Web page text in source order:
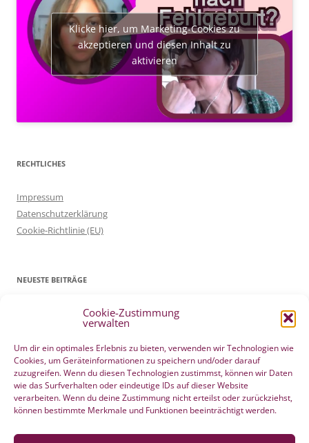
Cookie-Zustimmung
verwalten
Um dir ein optimales Erlebnis zu bieten, verwenden wir Technologien wie
Cookies, um Geräteinformationen zu speichern und/oder darauf
zuzugreifen. Wenn du diesen Technologien zustimmst, können wir Daten
wie das Surfverhalten oder eindeutige IDs auf dieser Website
verarbeiten. Wenn du deine Zustimmung nicht erteilst oder zurückziehst,
können bestimmte Merkmale und Funktionen beeinträchtigt werden.
Klicke hier, um Marketing-Cookies zu
akzeptieren und diesen Inhalt zu
aktivieren
RECHTLICHES
Impressum
Datenschutzerklärung
Cookie-Richtlinie (EU)
NEUESTE BEITRÄGE
Patientenverfügung Geburt vertreten in WELTWOCHE DER GEBURT
Filmtipp – Die sichere Geburt 19. Mai 2021
Integration eigener Erfahrungen aus der Pränatalzeit 10. März 2021
VBA2C – Erfahrung 8. Februar 2020
Berührender wunderschöner Geburtserfahrungsbericht von Laura
Maria Seiler
22. Dezember 2019